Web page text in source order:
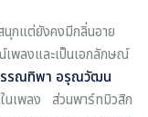
กแต่ยังคงมีกลิ่นอาย
พลงและเป็นเอกลักษณ์
รณทิพา อรุณวัฒน
นเพลง ส่วนพาร์ทมิวสิก